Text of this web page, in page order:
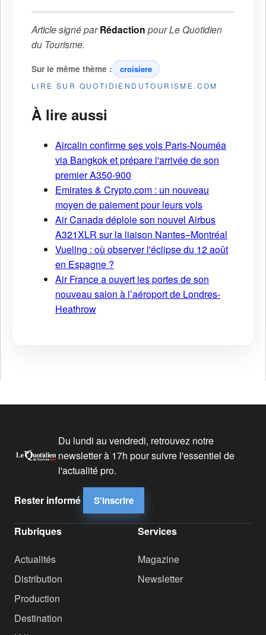
Article signé parRédaction pourLe Quotidien
du Tourisme.
Sur le même thème : croisiere
LIRE SUR QUOTIDIENDUTOURISME.COM
À lire aussi
Aircalin confirme ses vols Paris-Nouméa
via Bangkok et prépare l'arrivée de son
premier A350-900
Emirates & Crypto.com : un nouveau
moyen de paiement pour leurs vols
Air Canada déploie son nouvel Airbus
A321XLR sur la liaison Nantes–Montréal
Vueling : où observer l'éclipse du 12 août
en Espagne ?
Air France a ouvert les portes de son
nouveau salon à l’aéroport de Londres-
Heathrow
Du lundi au vendredi, retrouvez notre
newsletter à 17h pour suivre l'essentiel de
l'actualité pro.
Rester informé S'inscrire
Rubriques
Actualités
Distribution
Production
Destination
Services
Magazine
Newsletter